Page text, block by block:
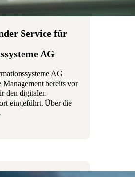
Service für
AG
AG
Management bereits vor
den digitalen
eingeführt. Über die